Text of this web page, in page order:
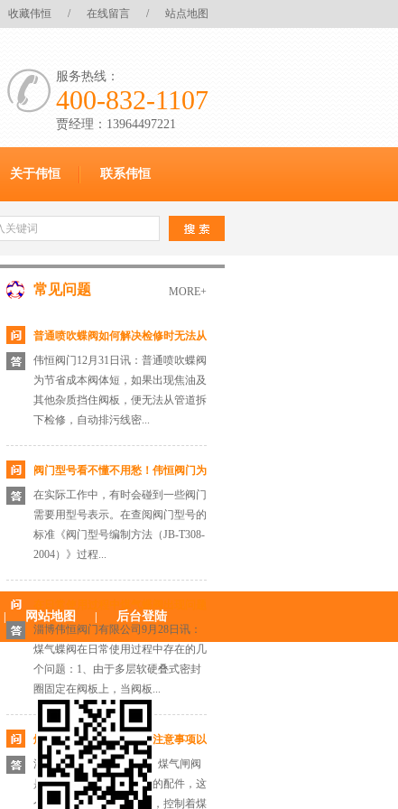
收藏伟恒 / 在线留言 / 站点地图
服务热线：
400-832-1107
贾经理：13964497221
关于伟恒 联系伟恒
MORE+
常见问题
普通喷吹蝶阀如何解决检修时无法从
管道拆除的问题
伟恒阀门12月31日讯：普通喷吹蝶阀
为节省成本阀体短，如果出现焦油及
其他杂质挡住阀板，便无法从管道拆
下检修，自动排污线密...
阀门型号看不懂不用愁！伟恒阀门为
您整理阀门型号的编制方法
在实际工作中，有时会碰到一些阀门
需要用型号表示。在查阅阀门型号的
标准《阀门型号编制方法（JB-T308-
2004）》过程...
应如何解决？
淄博伟恒阀门有限公司9月28日讯：
煤气蝶阀在日常使用过程中存在的几
个问题：1、由于多层软硬叠式密封
圈固定在阀板上，当阀板...
煤气闸阀的安装与维护应注意事项以
及煤气闸阀的优缺点
淄博伟恒阀门7月10日讯：煤气闸阀
是煤气管道设备中最重要的配件，这
个阀门相当是一个控制器，控制着煤
网站地图 后台登陆